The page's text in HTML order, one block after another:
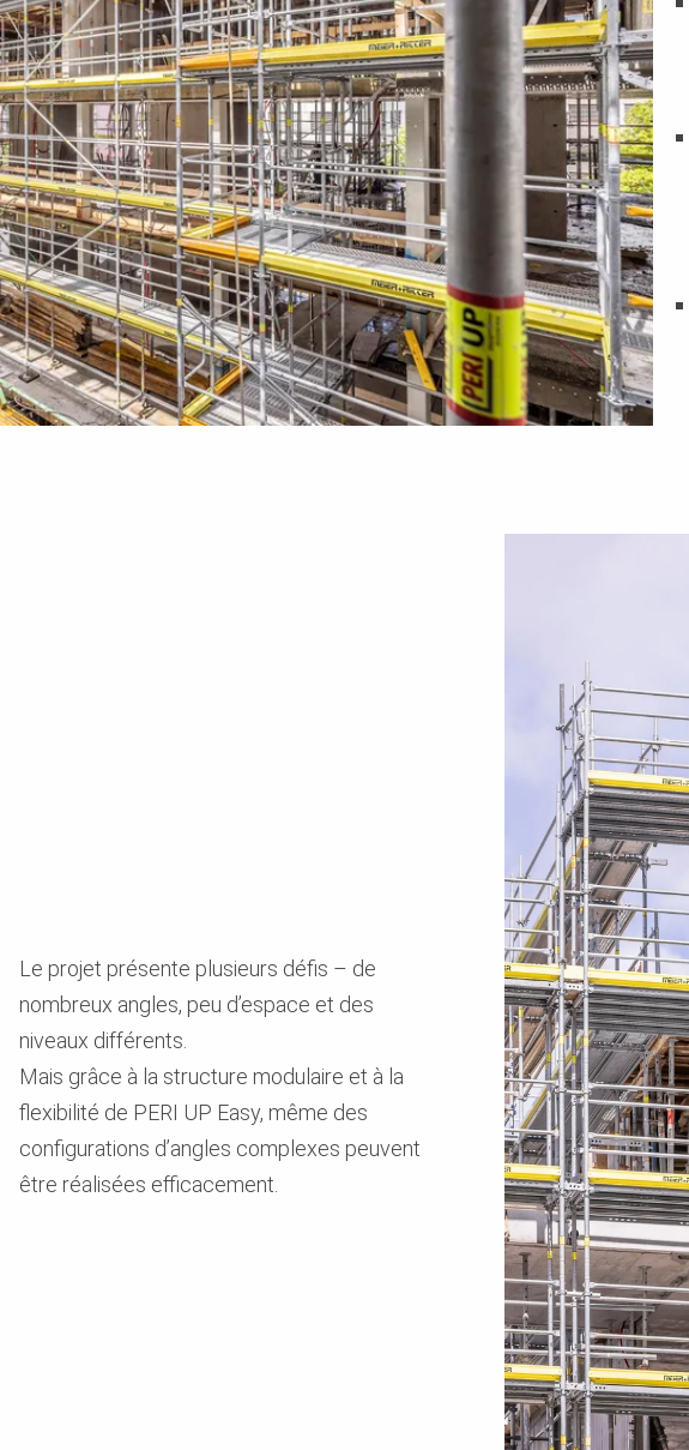
Le projet présente plusieurs défis – de
nombreux angles, peu d’espace et des
niveaux différents.
Mais grâce à la structure modulaire et à la
flexibilité de PERI UP Easy, même des
configurations d’angles complexes peuvent
être réalisées efficacement.